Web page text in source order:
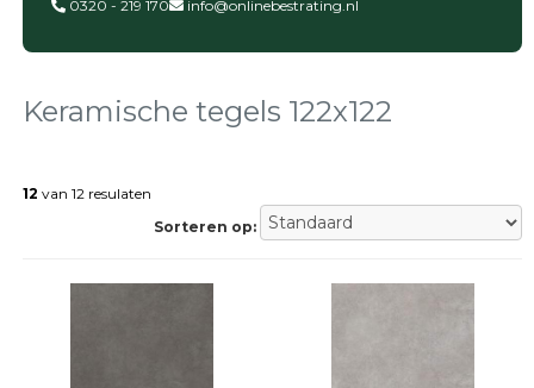
Betontegels
tegels
Natuursteen
Terrastegels
Balkontegels
0320 - 219 170 info@onlinebestrating.nl
Keramische tegels 122x122
12 van 12 resulaten
Sorteren op: